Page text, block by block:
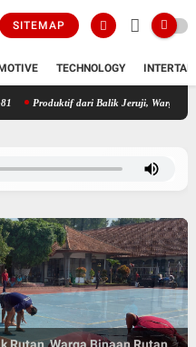
SITEMAP
TECHNOLOGY
Produktif dari Balik Jeruji, Warga Binaan